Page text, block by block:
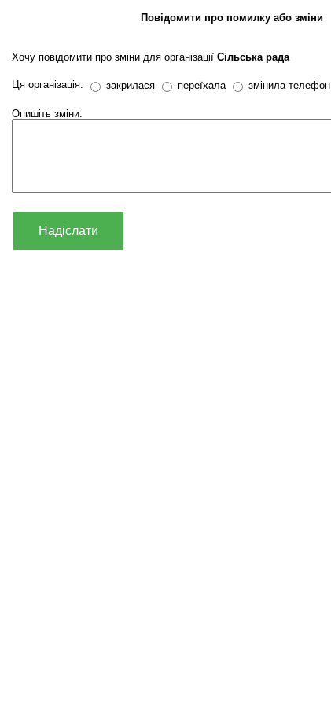
Повідомити про помилку або зміни
Хочу повідомити про зміни для організації Сільська рада
Ця організація: закрилася переїхала змінила телефон
Опишіть зміни:
Надіслати